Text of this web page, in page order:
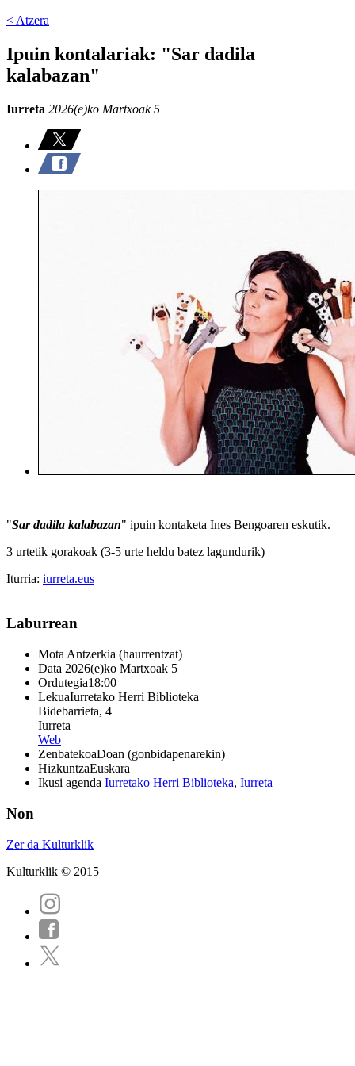
< Atzera
Ipuin kontalariak: "Sar dadila
kalabazan"
Iurreta 2026(e)ko Martxoak 5
"Sar dadila kalabazan" ipuin kontaketa Ines Bengoaren eskutik.
3 urtetik gorakoak (3-5 urte heldu batez lagundurik)
Iturria: iurreta.eus
Laburrean
Mota Antzerkia (haurrentzat)
Data 2026(e)ko Martxoak 5
Ordutegia18:00
LekuaIurretako Herri Biblioteka
Bidebarrieta, 4
Iurreta
Web
ZenbatekoaDoan (gonbidapenarekin)
HizkuntzaEuskara
Ikusi agenda Iurretako Herri Biblioteka, Iurreta
Non
Zer da Kulturklik
Kulturklik © 2015